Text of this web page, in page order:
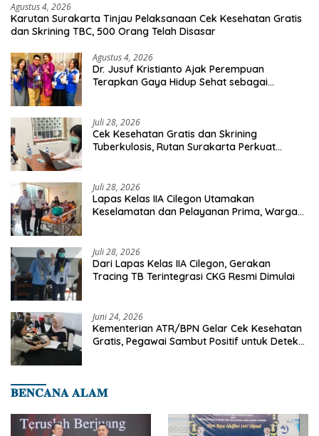
Agustus 4, 2026
Karutan Surakarta Tinjau Pelaksanaan Cek Kesehatan Gratis
dan Skrining TBC, 500 Orang Telah Disasar
Agustus 4, 2026
Dr. Jusuf Kristianto Ajak Perempuan
Terapkan Gaya Hidup Sehat sebagai
Juli 28, 2026
Cek Kesehatan Gratis dan Skrining
Tuberkulosis, Rutan Surakarta Perkuat
Juli 28, 2026
Lapas Kelas IIA Cilegon Utamakan
Keselamatan dan Pelayanan Prima, Warga
Juli 28, 2026
Dari Lapas Kelas IIA Cilegon, Gerakan
Tracing TB Terintegrasi CKG Resmi Dimulai
Juni 24, 2026
Kementerian ATR/BPN Gelar Cek Kesehatan
Gratis, Pegawai Sambut Positif untuk Deteksi
𝐁𝐄𝐍𝐂𝐀𝐍𝐀 𝐀𝐋𝐀𝐌